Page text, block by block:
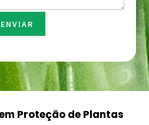
ENVIAR
Proteção de Plantas